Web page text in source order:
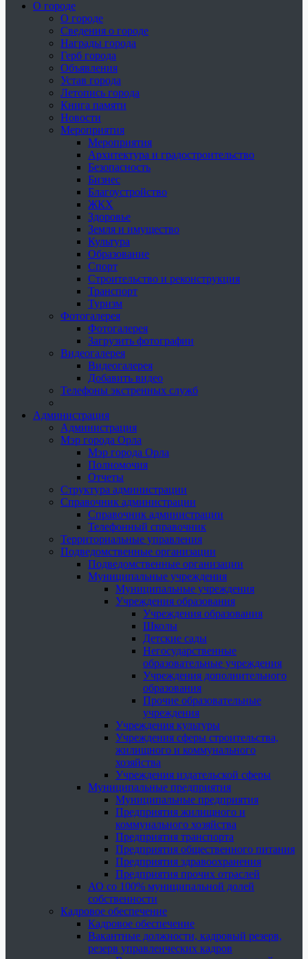
О городе
О городе
Сведения о городе
Награды города
Герб города
Объявления
Устав города
Летопись города
Книга памяти
Новости
Мероприятия
Мероприятия
Архитектура и градостроительство
Безопасность
Бизнес
Благоустройство
ЖКХ
Здоровье
Земля и имущество
Культура
Образование
Спорт
Строительство и реконструкция
Транспорт
Туризм
Фотогалерея
Фотогалерея
Загрузить фотографии
Видеогалерея
Видеогалерея
Добавить видео
Телефоны экстренных служб
Администрация
Администрация
Мэр города Орла
Мэр города Орла
Полномочия
Отчеты
Структура администрации
Справочник администрации
Справочник администрации
Телефонный справочник
Территориальные управления
Подведомственные организации
Подведомственные организации
Муниципальные учреждения
Муниципальные учреждения
Учреждения образования
Учреждения образования
Школы
Детские сады
Негосударственные
образовательные учреждения
Учреждения дополнительного
образования
Прочие образовательные
учреждения
Учреждения культуры
Учреждения сферы строительства,
жилищного и коммунального
хозяйства
Учреждения издательской сферы
Муниципальные предприятия
Муниципальные предприятия
Предприятия жилищного и
коммунального хозяйства
Предприятия транспорта
Предприятия общественного питания
Предприятия здравоохранения
Предприятия прочих отраслей
АО со 100% муниципальной долей
собственности
Кадровое обеспечение
Кадровое обеспечение
Вакантные должности, кадровый резерв,
резерв управленческих кадров